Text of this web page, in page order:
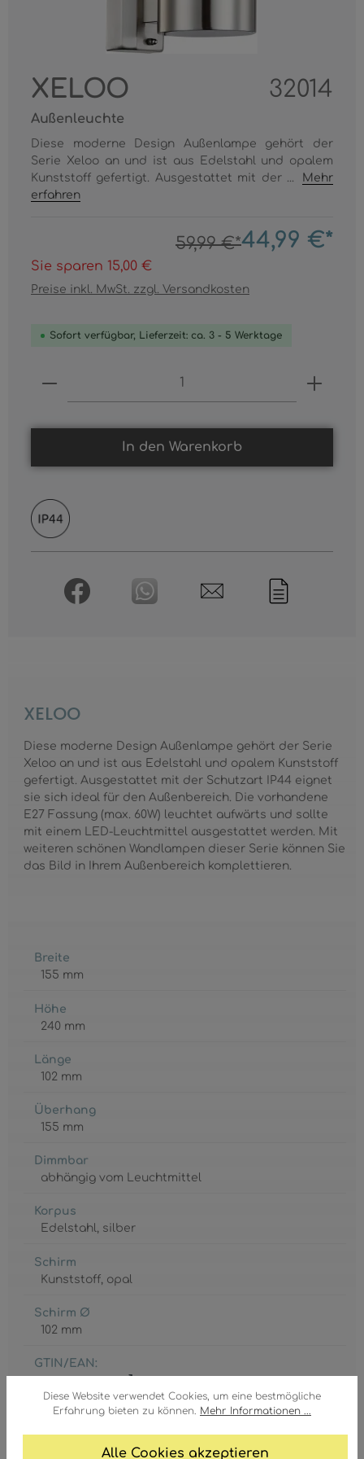
Diese Website verwendet Cookies, um eine bestmögliche
Erfahrung bieten zu können. Mehr Informationen ...
Alle Cookies akzeptieren
XELOO 32014
Außenleuchte
Diese moderne Design Außenlampe gehört der
Serie Xeloo an und ist aus Edelstahl und opalem
Kunststoff gefertigt. Ausgestattet mit der ...
Mehr
erfahren
59,99 €*44,99 €*
Sie sparen 15,00 €
Preise inkl. MwSt. zzgl. Versandkosten
Sofort verfügbar, Lieferzeit: ca. 3 - 5 Werktage
Produkt Anzahl: Gib den
In den Warenkorb
XELOO
Diese moderne Design Außenlampe gehört der Serie
Xeloo an und ist aus Edelstahl und opalem Kunststoff
gefertigt. Ausgestattet mit der Schutzart IP44 eignet
sie sich ideal für den Außenbereich. Die vorhandene
E27 Fassung (max. 60W) leuchtet aufwärts und sollte
mit einem LED-Leuchtmittel ausgestattet werden. Mit
weiteren schönen Wandlampen dieser Serie können Sie
das Bild in Ihrem Außenbereich komplettieren.
Breite
155 mm
Höhe
240 mm
Länge
102 mm
Überhang
155 mm
Dimmbar
abhängig vom Leuchtmittel
Korpus
Edelstahl, silber
Schirm
Kunststoff, opal
Schirm Ø
102 mm
GTIN/EAN: